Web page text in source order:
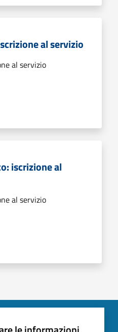
al servizio
al servizio
iscrizione al
al servizio